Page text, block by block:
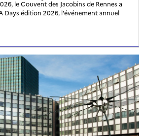
le Couvent des Jacobins de Rennes a
Days édition 2026, l'événement annuel